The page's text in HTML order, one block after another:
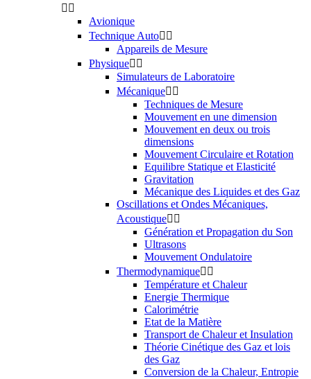
 
Avionique
Technique Auto 
Appareils de Mesure
Physique 
Simulateurs de Laboratoire
Mécanique 
Techniques de Mesure
Mouvement en une dimension
Mouvement en deux ou trois
dimensions
Mouvement Circulaire et Rotation
Equilibre Statique et Elasticité
Gravitation
Mécanique des Liquides et des Gaz
Oscillations et Ondes Mécaniques,
Acoustique 
Génération et Propagation du Son
Ultrasons
Mouvement Ondulatoire
Thermodynamique 
Température et Chaleur
Energie Thermique
Calorimétrie
Etat de la Matière
Transport de Chaleur et Insulation
Théorie Cinétique des Gaz et lois
des Gaz
Conversion de la Chaleur, Entropie